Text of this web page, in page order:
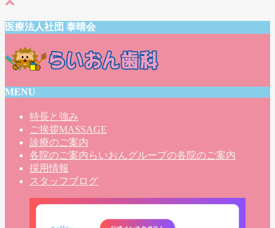
医療法人社団 泰晴会
MENU
特長と強み
ご挨拶MASSAGE
診療のご案内
各院のご案内 らいおんグループの各院のご案内
採用情報
スタッフブログ